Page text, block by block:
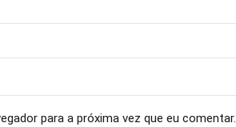
para a próxima vez que eu comentar.